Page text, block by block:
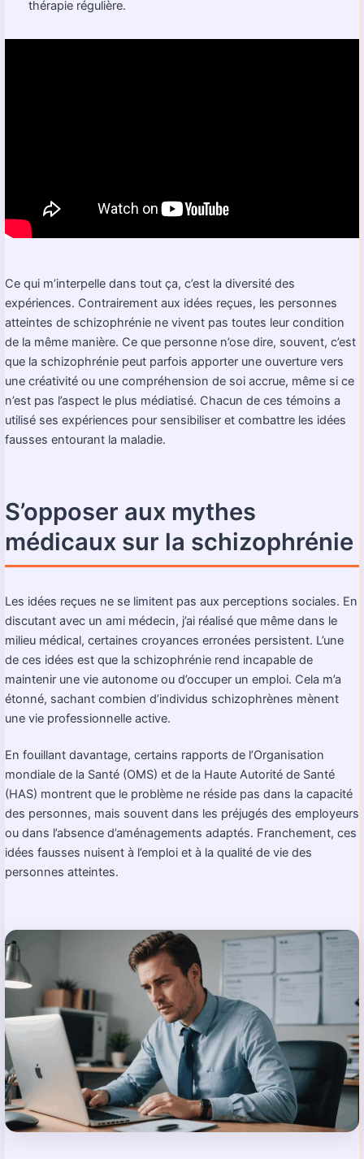
thérapie régulière.
Ce qui m’interpelle dans tout ça, c’est la diversité des
expériences. Contrairement aux idées reçues, les personnes
atteintes de schizophrénie ne vivent pas toutes leur condition
de la même manière. Ce que personne n’ose dire, souvent, c’est
que la schizophrénie peut parfois apporter une ouverture vers
une créativité ou une compréhension de soi accrue, même si ce
n’est pas l’aspect le plus médiatisé. Chacun de ces témoins a
utilisé ses expériences pour sensibiliser et combattre les idées
fausses entourant la maladie.
S’opposer aux mythes
médicaux sur la schizophrénie
Les idées reçues ne se limitent pas aux perceptions sociales. En
discutant avec un ami médecin, j’ai réalisé que même dans le
milieu médical, certaines croyances erronées persistent. L’une
de ces idées est que la schizophrénie rend incapable de
maintenir une vie autonome ou d’occuper un emploi. Cela m’a
étonné, sachant combien d’individus schizophrènes mènent
une vie professionnelle active.
En fouillant davantage, certains rapports de l’Organisation
mondiale de la Santé (OMS) et de la Haute Autorité de Santé
(HAS) montrent que le problème ne réside pas dans la capacité
des personnes, mais souvent dans les préjugés des employeurs
ou dans l’absence d’aménagements adaptés. Franchement, ces
idées fausses nuisent à l’emploi et à la qualité de vie des
personnes atteintes.